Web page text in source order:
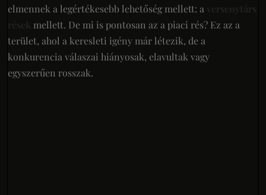
elmennek a legértékesebb lehetőség mellett: a versenytárs
rések
mellett. De mi is pontosan az a piaci rés? Ez az a
terület, ahol a keresleti igény már létezik, de a
konkurencia válaszai hiányosak, elavultak vagy
egyszerűen rosszak.